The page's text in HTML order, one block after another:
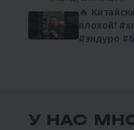
🔥
плохой!
#эндуро
У НАС